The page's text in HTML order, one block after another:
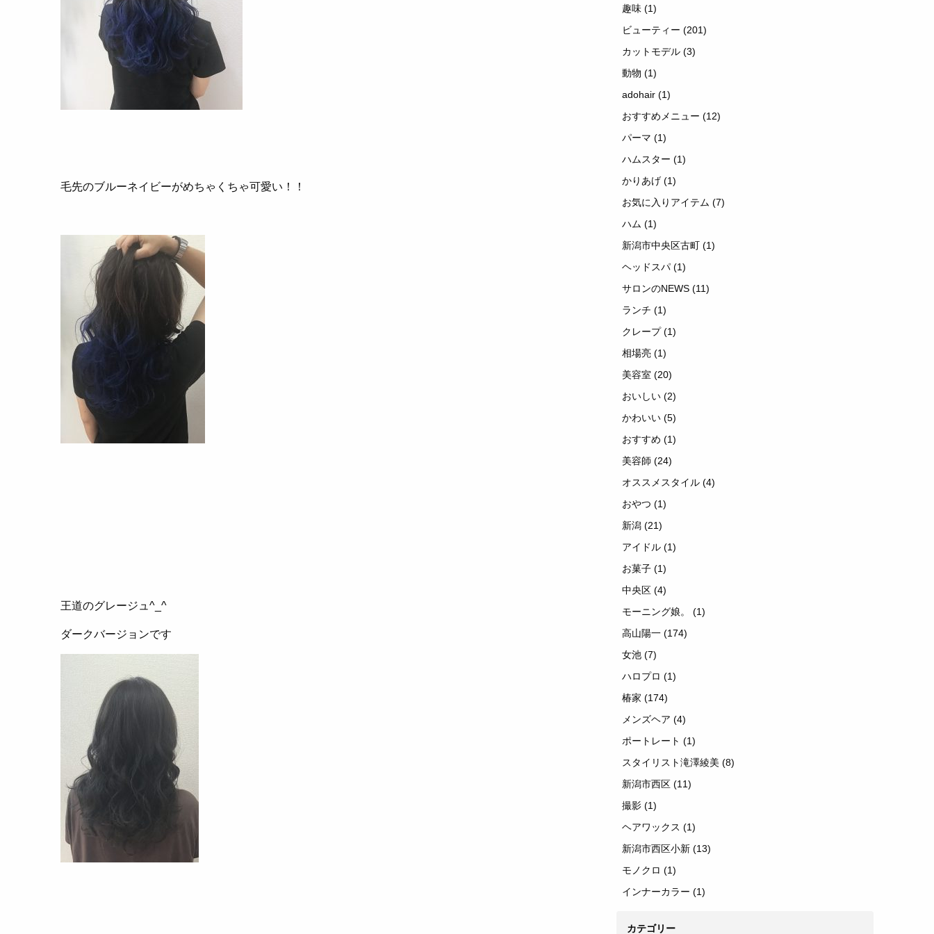
毛先のブルーネイビーがめちゃくちゃ可愛い！！
王道のグレージュ^_^
ダークバージョンです
趣味 (1)
ビューティー (201)
カットモデル (3)
動物 (1)
adohair (1)
おすすめメニュー (12)
パーマ (1)
ハムスター (1)
かりあげ (1)
お気に入りアイテム (7)
ハム (1)
新潟市中央区古町 (1)
ヘッドスパ (1)
サロンのNEWS (11)
ランチ (1)
クレープ(1)
相場亮 (1)
美容室 (20)
おいしい (2)
かわいい (5)
おすすめ (1)
美容師 (24)
オススメスタイル (4)
おやつ (1)
新潟 (21)
アイドル (1)
お菓子 (1)
中央区 (4)
モーニング娘。 (1)
高山陽一 (174)
女池 (7)
ハロプロ (1)
椿家 (174)
メンズヘア (4)
ポートレート (1)
スタイリスト滝澤綾美 (8)
新潟市西区 (11)
撮影 (1)
ヘアワックス (1)
新潟市西区小新 (13)
モノクロ (1)
インナーカラー (1)
カテゴリー